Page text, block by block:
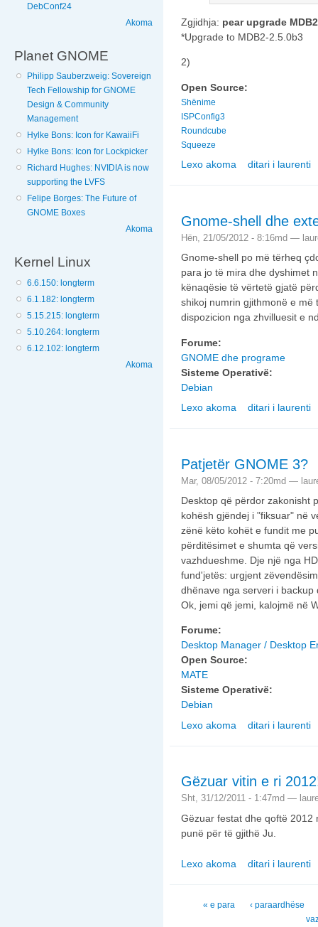
DebConf24
Akoma
Planet GNOME
Philipp Sauberzweig: Sovereign
Tech Fellowship for GNOME
Design & Community
Management
Hylke Bons: Icon for KawaiiFi
Hylke Bons: Icon for Lockpicker
Richard Hughes: NVIDIA is now
supporting the LVFS
Felipe Borges: The Future of
GNOME Boxes
Akoma
Kernel Linux
6.6.150: longterm
6.1.182: longterm
5.15.215: longterm
5.10.264: longterm
6.12.102: longterm
Akoma
Zgjidhja: pear upgrade MDB2
*Upgrade to MDB2-2.5.0b3
2)
Open Source:
Shënime
ISPConfig3
Roundcube
Squeeze
Lexo akoma nga Squeeze e
ditari i laurenti
Gnome-shell dhe
Hën, 21/05/2012 - 8:16md —
Gnome-shell po më tërheq
para jo të mira dhe dyshimet
kënaqësie të vërtetë gjatë
shikoj numrin gjithmonë e
dispozicion nga zhvilluesit e
Forume:
GNOME dhe programe
Sisteme Operativë:
Debian
Lexo akoma nga Gnome-shell
ditari i laurenti
Patjetër GNOME 3?
Mar, 08/05/2012 - 7:20md —
Desktop që përdor zakonisht
kohësh gjëndej i "fiksuar" në
zënë këto kohët e fundit me
përditësimet e shumta që
vazhdueshme. Dje një nga
fund'jetës: urgjent
dhënave nga serveri i
Ok, jemi që jemi, kalojmë në
Forume:
Desktop Manager / Desktop
Open Source:
MATE
Sisteme Operativë:
Debian
Lexo akoma nga Patjetër
ditari i laurenti
Gëzuar vitin e ri
Sht, 31/12/2011 - 1:47md —
Gëzuar festat dhe qoftë 2012
punë për të gjithë Ju.
Lexo akoma nga Gëzuar vitin e ri
ditari i laurenti
Faqet« e para
‹ paraardhëse